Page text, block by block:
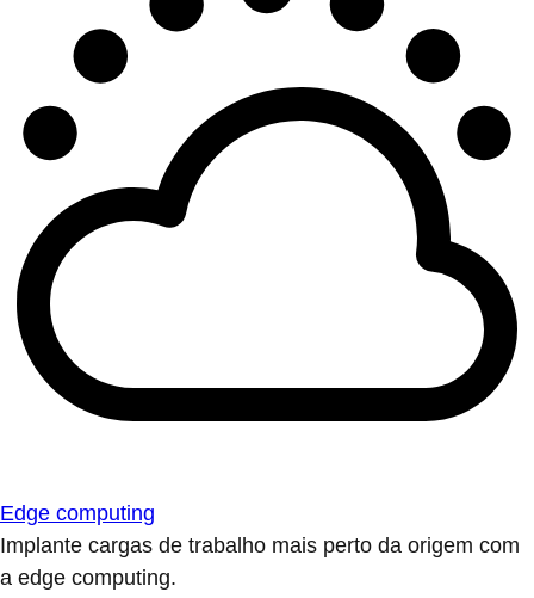
Edge computing
Implante cargas de trabalho mais perto da origem com
a edge computing.